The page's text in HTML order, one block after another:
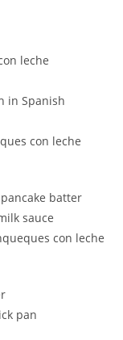
leche
in Spanish
con leche
batter
sauce
con leche
pan